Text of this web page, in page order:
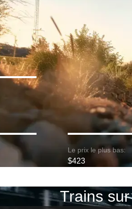
Le prix le plus bas:
$423
Trains